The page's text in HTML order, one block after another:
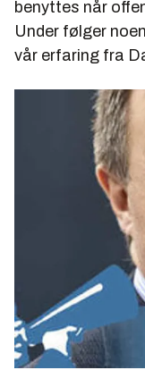
benyttes når
Under følger
vår erfaring fra